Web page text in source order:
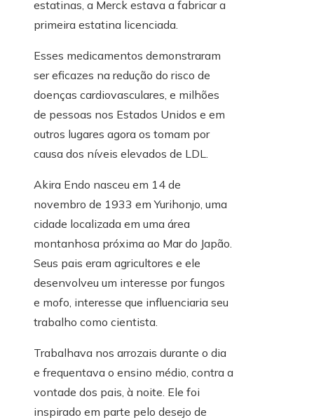
estatinas, a Merck estava a fabricar a
primeira estatina licenciada.
Esses medicamentos demonstraram
ser eficazes na redução do risco de
doenças cardiovasculares, e milhões
de pessoas nos Estados Unidos e em
outros lugares agora os tomam por
causa dos níveis elevados de LDL.
Akira Endo nasceu em 14 de
novembro de 1933 em Yurihonjo, uma
cidade localizada em uma área
montanhosa próxima ao Mar do Japão.
Seus pais eram agricultores e ele
desenvolveu um interesse por fungos
e mofo, interesse que influenciaria seu
trabalho como cientista.
Trabalhava nos arrozais durante o dia
e frequentava o ensino médio, contra a
vontade dos pais, à noite. Ele foi
inspirado em parte pelo desejo de